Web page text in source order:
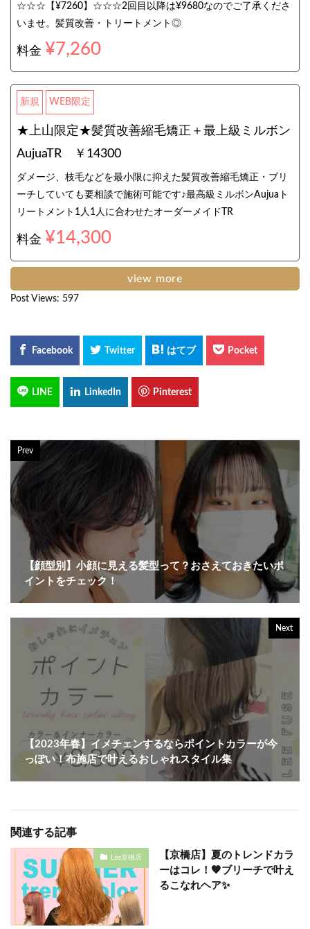
☆☆☆【¥7260】☆☆☆2回目以降は¥9680なのでご了承くださ
いませ。髪質改善・トリートメント◎
料金 ¥7,260
新規 WEB限定
★上山限定★髪質改善縮毛矯正＋最上級ミルボン
AujuaTR ￥14300
ダメージ、枝毛などを最小限に抑えた髪質改善縮毛矯正・ブリ
ーチしていても要相談で施術可能です♪最高級ミルボンAujuaト
リートメント1人1人に合わせたオーダーメイドTR
料金 ¥14,300
view more
Post Views: 597
Prev
【顔型別】小顔に見える髪型って？おさえておきたいポ
イントをチェック！
Next
【2023年春】イメチェンするならポイントカラーが今
っぽい！布施店で叶えるおしゃれスタイル集
関連する記事
Lee京橋店
【京橋店】夏のトレンドカラ
ーはコレ！🧡ブリーチで叶え
るこなれヘア✨